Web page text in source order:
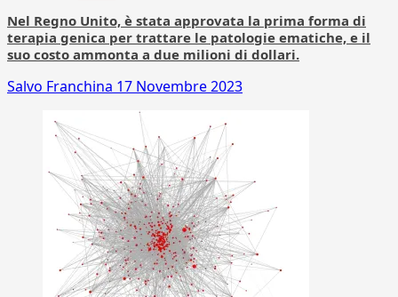
Nel Regno Unito, è stata approvata la prima forma di
terapia genica per trattare le patologie ematiche, e il
suo costo ammonta a due milioni di dollari.
Salvo Franchina 17 Novembre 2023